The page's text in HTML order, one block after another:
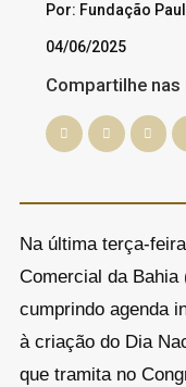
Por: Fundação
04/06/2025
Compartilhe
Na última terça-
Comercial da
cumprindo agenda
à criação do Dia
que tramita no